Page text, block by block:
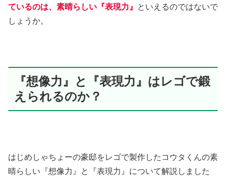
ているのは、素晴らしい『表現力』
といえるのではないで
しょうか。
『想像力』と『表現力』はレゴで鍛
えられるのか？
はじめしゃちょーの豪邸をレゴで製作したコウタくんの素
晴らしい『想像力』と『表現力』について解説しました